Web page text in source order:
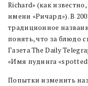
Richard» (как
имени «Ричард»). В
традиционное
понять, что за блюдо
Газета The Daily
«Имя пудинга
Попытки изменить